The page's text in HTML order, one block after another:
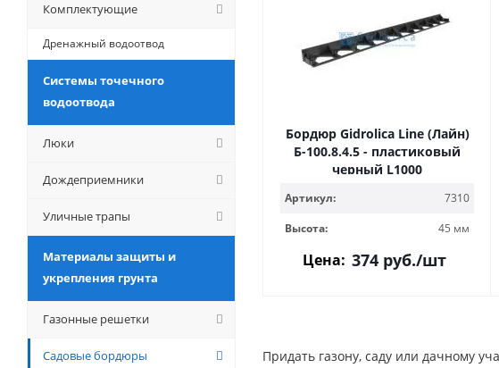
Бордюр Gidrolica Line (Лайн)
Б-100.8.4.5 - пластиковый
черный L1000
Артикул:
7310
Высота:
45 мм
Цена: 374руб./шт
Придать газону, саду или дачному
Комплектующие
Дренажный водоотвод
Системы точечного
водоотвода
Люки
Дождеприемники
Уличные трапы
Материалы защиты и
укрепления грунта
Газонные решетки
Садовые бордюры